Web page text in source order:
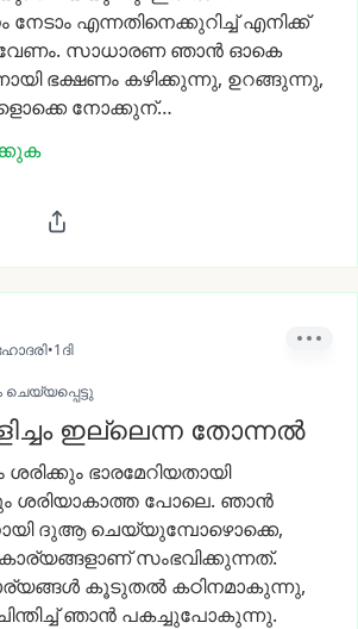
നേടാം എന്നതിനെക്കുറിച്ച് എനിക്ക്
സാധാരണ ഞാൻ ഓകെ
ഭക്ഷണം കഴിക്കുന്നു, ഉറങ്ങുന്നു,
നോക്കുന്…
•1ദി
ഇല്ലെന്ന തോന്നൽ
ശരിക്കും ഭാരമേറിയതായി
ശരിയാകാത്ത പോലെ. ഞാൻ
ദുആ ചെയ്യുമ്പോഴൊക്കെ,
കാര്യങ്ങളാണ് സംഭവിക്കുന്നത്.
കൂടുതൽ കഠിനമാകുന്നു,
ഞാൻ പകച്ചുപോകുന്നു.